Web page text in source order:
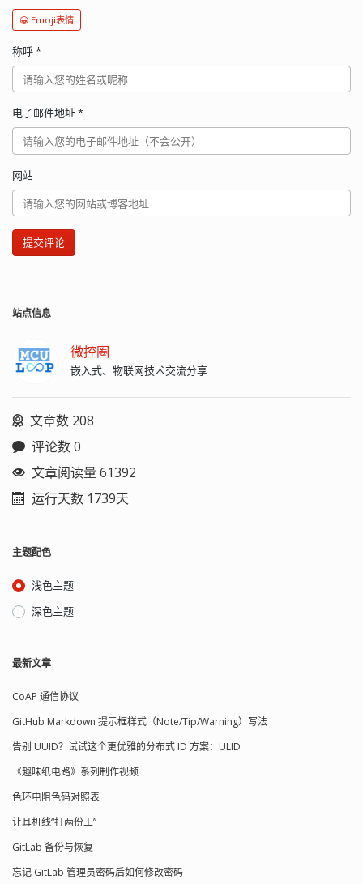
😀 Emoji表情
称呼*
电子邮件地址*
网站
提交评论
站点信息
微控圈
嵌入式、物联网技术交流分享
文章数 208
评论数 0
文章阅读量 61392
运行天数 1739天
主题配色
浅色主题
深色主题
最新文章
CoAP 通信协议
GitHub Markdown 提示框样式（Note/Tip/Warning）写法
告别 UUID？试试这个更优雅的分布式 ID 方案：ULID
《趣味纸电路》系列制作视频
色环电阻色码对照表
让耳机线“打两份工”
GitLab 备份与恢复
忘记 GitLab 管理员密码后如何修改密码